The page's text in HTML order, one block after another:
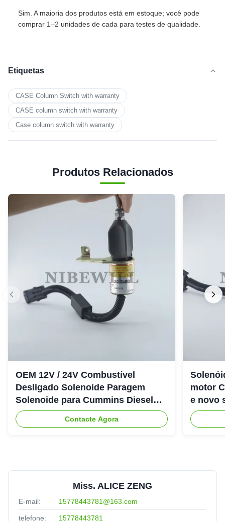
Sim. A maioria dos produtos está em estoque; você pode
comprar 1–2 unidades de cada para testes de qualidade.
Etiquetas
CASE Column Switch with warranty
CASE column switch with warranty
Case column switch with warranty
Produtos Relacionados
OEM 12V / 24V Combustível
Desligado Solenoide Paragem
Solenoide para Cummins Diesel
Engine 6CT
Contacte Agora
motor
e novo
Miss. ALICE ZENG
E-mail: 15778443781@163.com
telefone: 15778443781